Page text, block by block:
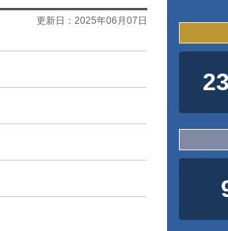
更新日： 2025年06月07日